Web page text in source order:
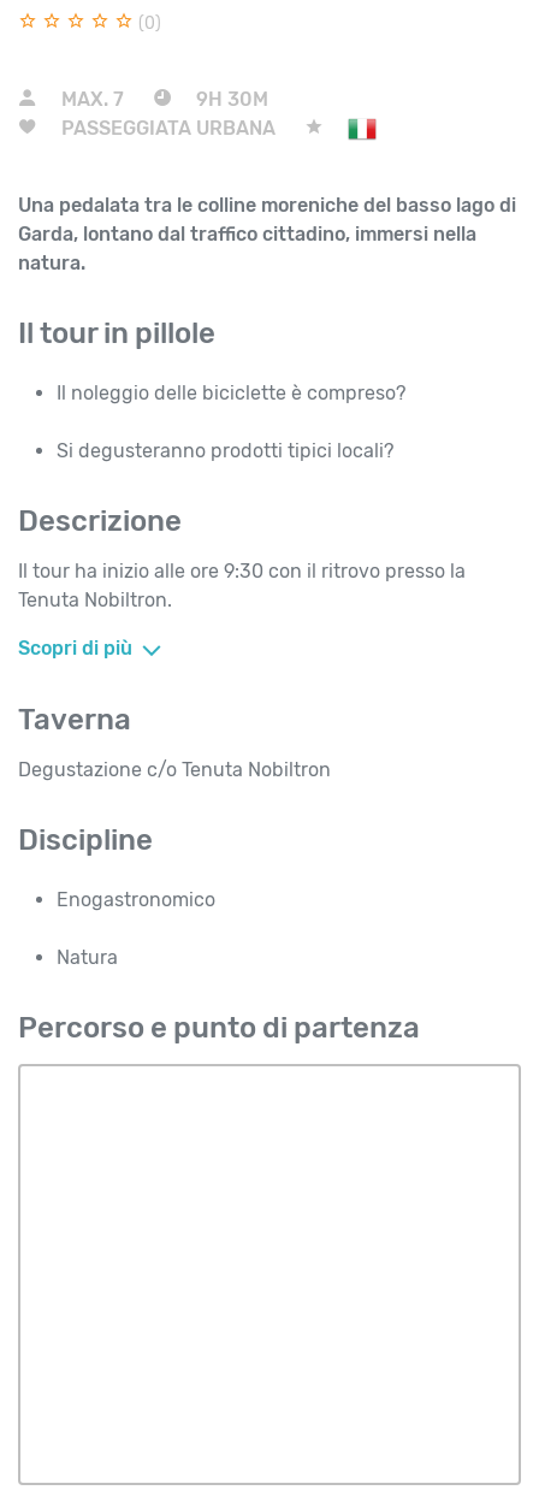
(0)
MAX. 7
9H 30M
PASSEGGIATA URBANA
Una pedalata tra le colline moreniche del basso lago di
Garda, lontano dal traffico cittadino, immersi nella
natura.
Il tour in pillole
Il noleggio delle biciclette è compreso?
Si degusteranno prodotti tipici locali?
Descrizione
Il tour ha inizio alle ore 9:30 con il ritrovo presso la
Tenuta Nobiltron.
Scopri di più
Taverna
Degustazione c/o Tenuta Nobiltron
Discipline
Enogastronomico
Natura
Percorso e punto di partenza